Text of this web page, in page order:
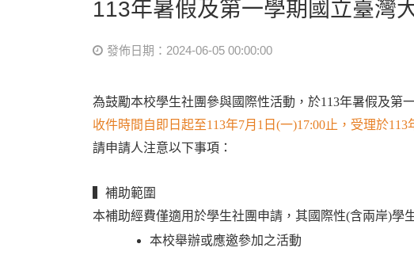
113年暑假及第一學期國立臺灣
發佈日期：2024-06-05 00:00:00
為鼓勵本校學生社團參與國際性活動，於113年暑假及第
收件時間自即日起至113年7月1日(一)17:00止，受理於113
請申請人注意以下事項：
▍補助範圍
本補助經費僅適用於學生社團申請，其國際性(含兩岸)學
本校舉辦或應邀參加之活動